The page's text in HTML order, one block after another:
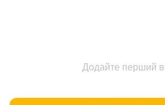
Додайте перший